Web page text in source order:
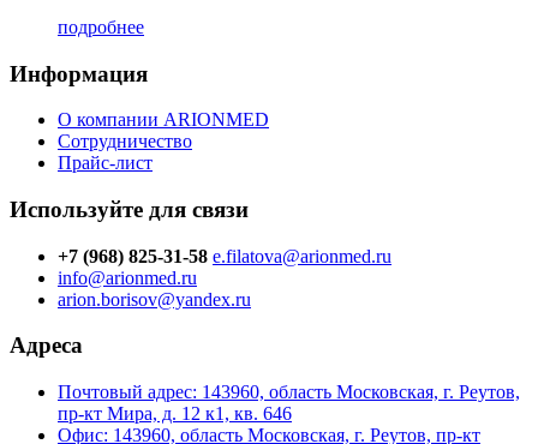
подробнее
Информация
О компании ARIONMED
Сотрудничество
Прайс-лист
Используйте для связи
+7 (968) 825-31-58 e.filatova@arionmed.ru
info@arionmed.ru
arion.borisov@yandex.ru
Адреса
Почтовый адрес: 143960, область Московская, г. Реутов,
пр-кт Мира, д. 12 к1, кв. 646
Офис: 143960, область Московская, г. Реутов, пр-кт